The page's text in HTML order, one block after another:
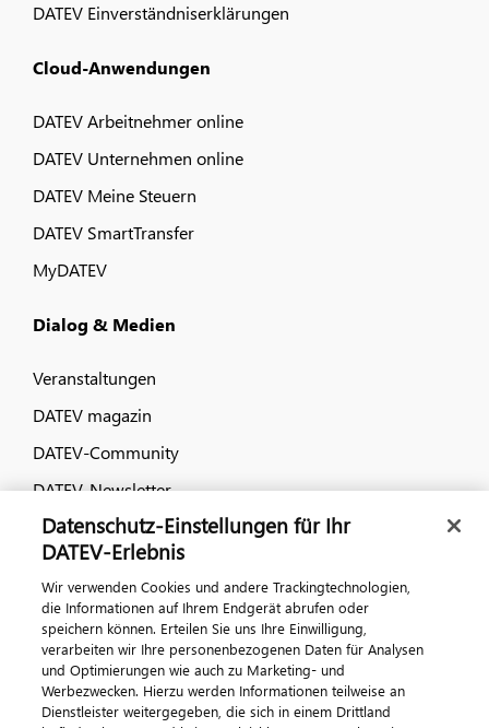
DATEV Einverständniserklärungen
Cloud-Anwendungen
DATEV Arbeitnehmer online
DATEV Unternehmen online
DATEV Meine Steuern
DATEV SmartTransfer
MyDATEV
Dialog & Medien
Veranstaltungen
DATEV magazin
DATEV-Community
DATEV-Newsletter
Kontaktieren Sie uns
Datenschutz-Einstellungen für Ihr
DATEV-Erlebnis
Wir verwenden Cookies und andere Trackingtechnologien,
die Informationen auf Ihrem Endgerät abrufen oder
speichern können. Erteilen Sie uns Ihre Einwilligung,
verarbeiten wir Ihre personenbezogenen Daten für Analysen
und Optimierungen wie auch zu Marketing- und
Werbezwecken. Hierzu werden Informationen teilweise an
Dienstleister weitergegeben, die sich in einem Drittland